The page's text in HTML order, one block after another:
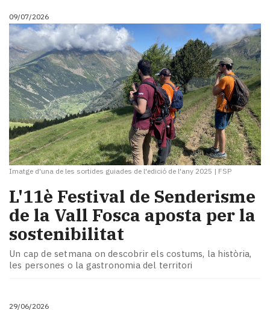
09/07/2026
Imatge d'una de les sortides guiades de l'edició de l'any 2025 | FSP
L'11è Festival de Senderisme
de la Vall Fosca aposta per la
sostenibilitat
Un cap de setmana on descobrir els costums, la història,
les persones o la gastronomia del territori
29/06/2026